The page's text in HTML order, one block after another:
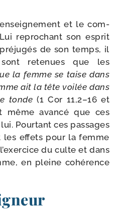
et le com­
repro­chant son esprit
de son temps, il
rete­nues que les
la femme se taise dans
ait la tête voi­lée dans
tonde (1 Cor 11,2–16 et
même avan­cé que ces
Pourtant ces pas­sages
effets pour la femme
du culte et dans
en pleine cohé­rence